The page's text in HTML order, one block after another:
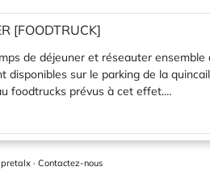
pretalx · Contactez-nous